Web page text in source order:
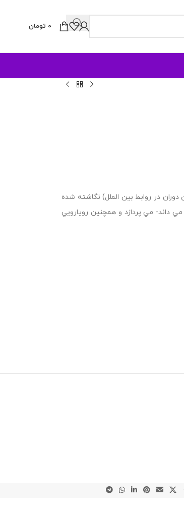
0 تومان
غربي در مقطعي كوتاه (۱۹۴۵-۱۹۱۷- پر چالش ترين دوران در روابط بين الملل) نگاشته شده
داند- مي پردازد و همچنين رويارويي